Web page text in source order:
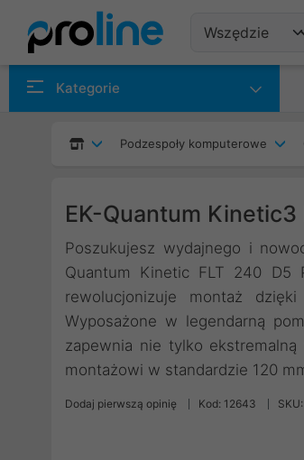
Kategorie
Podzespoły komputerowe
EK-Quantum Kinetic3
Poszukujesz wydajnego i
Quantum Kinetic FLT 240 D5
rewolucjonizuje montaż
Wyposażone w legendarną
zapewnia nie tylko
montażowi w standardzie 120
Dodaj pierwszą opinię Kod: 12643